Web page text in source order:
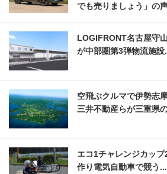
でも売りましょう」の
LOGIFRONT名古屋守
が中部圏第3弾物流施
空飛ぶクルマで伊勢志
三井不動産らが三重県
エコ1チャレンジカッ
作り電気自動車で競う